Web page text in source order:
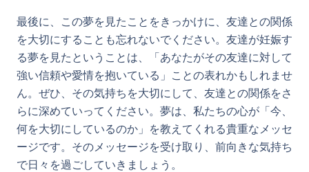
最後に、この夢を見たことをきっかけに、友達との関係
を大切にすることも忘れないでください。友達が妊娠す
る夢を見たということは、「あなたがその友達に対して
強い信頼や愛情を抱いている」ことの表れかもしれませ
ん。ぜひ、その気持ちを大切にして、友達との関係をさ
らに深めていってください。夢は、私たちの心が「今、
何を大切にしているのか」を教えてくれる貴重なメッセ
ージです。そのメッセージを受け取り、前向きな気持ち
で日々を過ごしていきましょう。